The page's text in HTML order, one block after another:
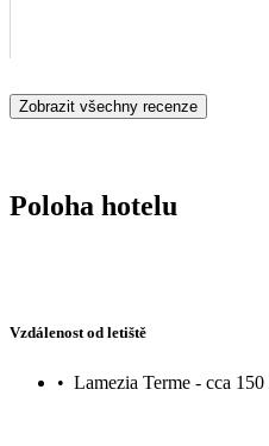
Zobrazit všechny recenze
Poloha hotelu
Vzdálenost od letiště
• Lamezia Terme - cca